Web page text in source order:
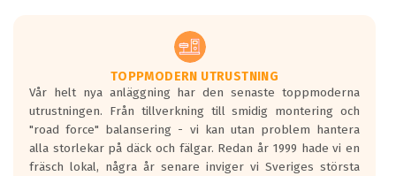
TOPPMODERN UTRUSTNING
Vår helt nya anläggning har den senaste toppmoderna
utrustningen. Från tillverkning till smidig montering och
"road force" balansering - vi kan utan problem hantera
alla storlekar på däck och fälgar. Redan år 1999 hade vi en
fräsch lokal, några år senare inviger vi Sveriges största